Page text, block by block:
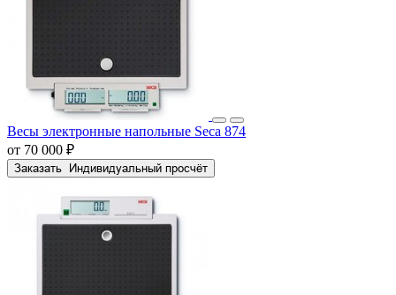
Весы электронные напольные Seca 874
от 70 000 ₽
Заказать Индивидуальный просчёт